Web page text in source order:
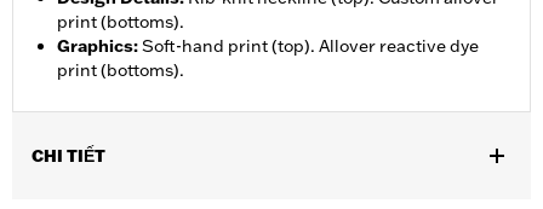
print (bottoms).
Graphics:Soft-hand print (top). Allover reactive dye
print (bottoms).
CHI TIẾT